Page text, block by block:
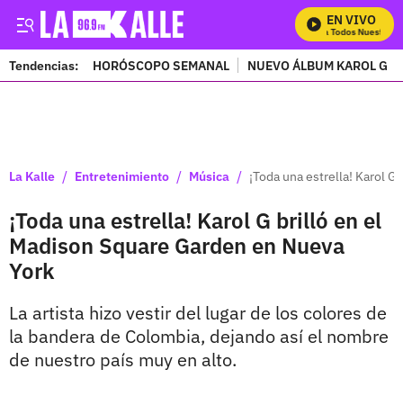
EN VIVO
Mira Todos Nuestros
Tendencias: HORÓSCOPO SEMANAL NUEVO ÁLBUM KAROL G
La Kalle / Entretenimiento / Música / ¡Toda una estrella! Karol
¡Toda una estrella! Karol G brilló en el
Madison Square Garden en Nueva
York
La artista hizo vestir del lugar de los colores de
la bandera de Colombia, dejando así el nombre
de nuestro país muy en alto.